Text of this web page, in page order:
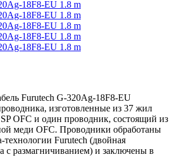
Furutech G-320Ag-18F8-EU
изготовленные из 37 жил
OFC и один проводник, состоящий из
меди OFC. Проводники обработаны
Furutech (двойная
с размагничиванием) и заключены в